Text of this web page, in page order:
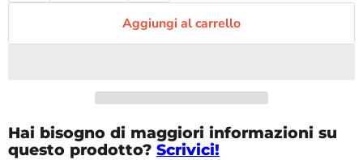
Aggiungi al carrello
Hai bisogno di maggiori informazioni su
questo prodotto? Scrivici!